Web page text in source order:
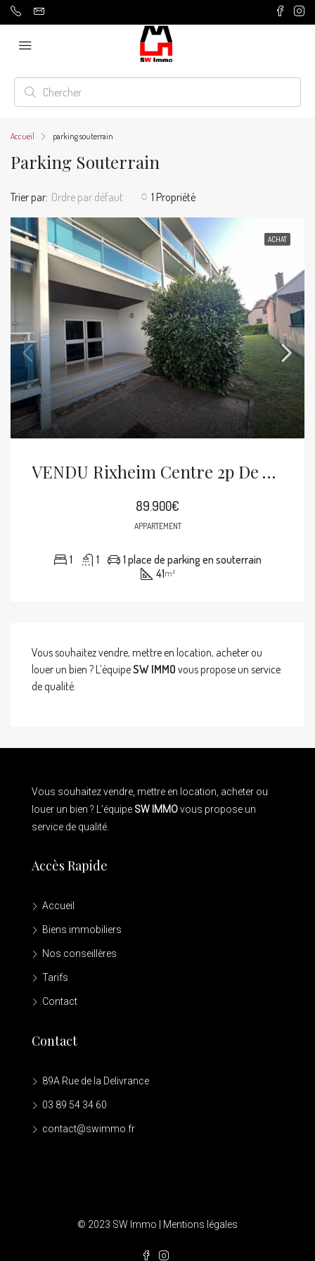
Accueil parking souterrain
Parking Souterrain
1 Propriété
Trier par: Ordre par défaut
ACHAT
VENDU Rixheim Centre 2p De 41m² Balcon, Cave, Parking Souterrain
89.900€
APPARTEMENT
1 1
1 place de parking en souterrain
41m²
Vous souhaitez vendre, mettre en location, acheter ou
louer un bien ? L’équipeSW IMMO vous propose un service
de qualité.
Vous souhaitez vendre, mettre en location, acheter ou
louer un bien ? L’équipe SW IMMOvous propose un
service de qualité.
Accès Rapide
Accueil
Biens immobiliers
Nos conseillères
Tarifs
Contact
Contact
89A Rue de la Delivrance
03 89 54 34 60
contact@swimmo.fr
© 2023 SW Immo | Mentions légales